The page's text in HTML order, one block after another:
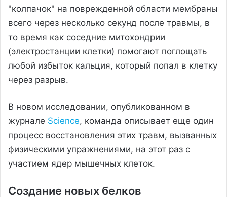
"колпачок" на поврежденной области мембраны
всего через несколько секунд после травмы, в
то время как соседние митохондрии
(электростанции клетки) помогают поглощать
любой избыток кальция, который попал в клетку
через разрыв.
В новом исследовании, опубликованном в
журнале Science, команда описывает еще один
процесс восстановления этих травм, вызванных
физическими упражнениями, на этот раз с
участием ядер мышечных клеток.
Создание новых белков